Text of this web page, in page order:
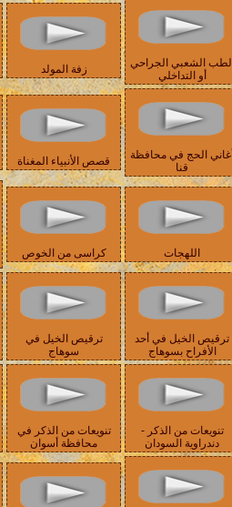
الطب الشعبي الجراحي
أو التداخلي
زفة المولد
أغاني الحج في محافظة
قنا
قصص الأنبياء المغناة
اللهجات كراسى من الخوص
ترقيص الخيل في أحد
الأفراح بسوهاج
ترقيص الخيل في
سوهاج
تنويعات من الذكر -
دندراوية السودان
تنويعات من الذكر في
محافظة أسوان